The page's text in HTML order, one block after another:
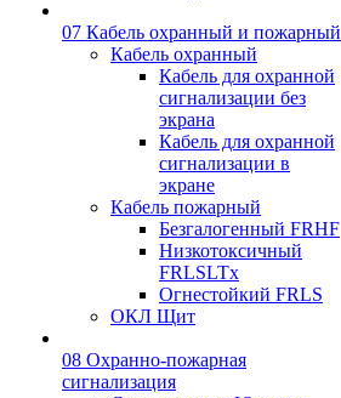
07 Кабель охранный и пожарный
Кабель охранный
Кабель для охранной
сигнализации без
экрана
Кабель для охранной
сигнализации в
экране
Кабель пожарный
Безгалогенный FRHF
Низкотоксичный
FRLSLTx
Огнестойкий FRLS
ОКЛ Щит
08 Охранно-пожарная
сигнализация